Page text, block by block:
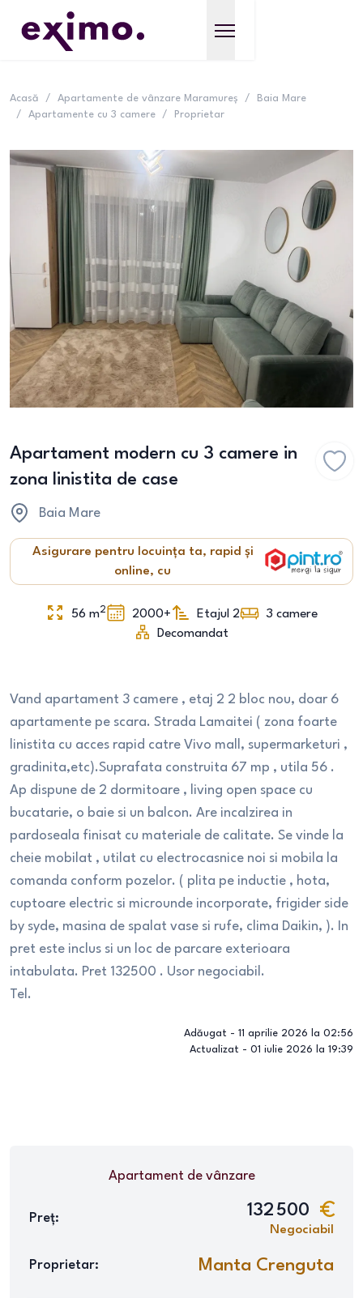
Acasă / Apartamente de vânzare Maramureș /
Baia Mare
/
Apartamente cu 3 camere / Proprietar
Apartament modern cu 3 camere in
zona linistita de case
Baia Mare
Asigurare pentru locuința ta, rapid și
online, cu
56 m2 2000+ Etajul 2 3 camere
Decomandat
Vand apartament 3 camere , etaj 2 2 bloc nou, doar 6
apartamente pe scara. Strada Lamaitei ( zona foarte
linistita cu acces rapid catre Vivo mall, supermarketuri ,
gradinita,etc).Suprafata construita 67 mp , utila 56 .
Ap dispune de 2 dormitoare , living open space cu
bucatarie, o baie si un balcon. Are incalzirea in
pardoseala finisat cu materiale de calitate. Se vinde la
cheie mobilat , utilat cu electrocasnice noi si mobila la
comanda conform pozelor. ( plita pe inductie , hota,
cuptoare electric si microunde incorporate, frigider side
by syde, masina de spalat vase si rufe, clima Daikin, ). In
pret este inclus si un loc de parcare exterioara
intabulata. Pret 132500 . Usor negociabil.
Tel.
Adăugat - 11 aprilie 2026 la 02:56
Actualizat - 01 iulie 2026 la 19:39
Apartamentde vânzare
Preț: 132 500
Negociabil
Proprietar: Manta Crenguta